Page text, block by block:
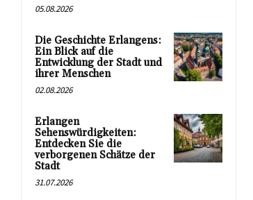
05.08.2026
Die Geschichte Erlangens:
Ein Blick auf die
Entwicklung der Stadt und
ihrer Menschen
02.08.2026
Erlangen
Sehenswürdigkeiten:
Entdecken Sie die
verborgenen Schätze der
Stadt
31.07.2026